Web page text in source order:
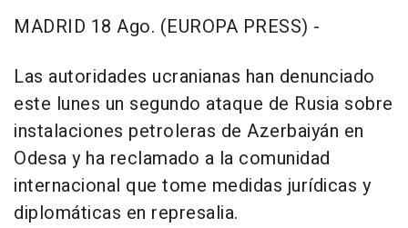
MADRID 18 Ago. (EUROPA PRESS) -
Las autoridades ucranianas han denunciado
este lunes un segundo ataque de Rusia sobre
instalaciones petroleras de Azerbaiyán en
Odesa y ha reclamado a la comunidad
internacional que tome medidas jurídicas y
diplomáticas en represalia.